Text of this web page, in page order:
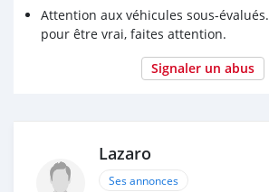
Attention aux véhicules sous-
pour être vrai, faites attention.
Signaler un abus
Lazaro
Ses annonces